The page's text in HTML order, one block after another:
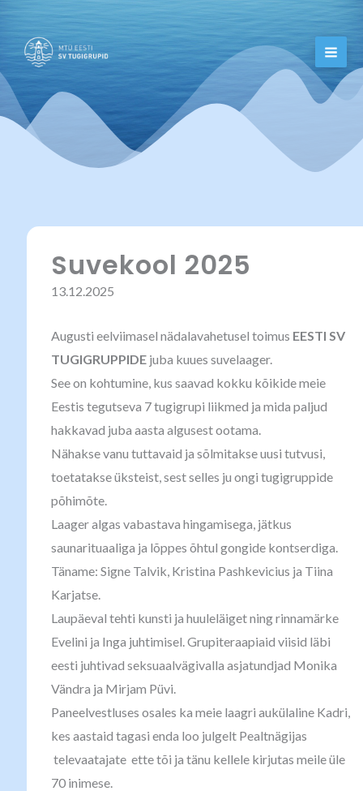
Skip
content
Suvekool 2025
13.12.2025
Augusti eelviimasel nädalavahetusel toimus EESTI SV
TUGIGRUPPIDEjuba kuues suvelaager.
See on kohtumine, kus saavad kokku kõikide meie
Eestis tegutseva 7 tugigrupi liikmed ja mida paljud
hakkavad juba aasta algusest ootama.
Nähakse vanu tuttavaid ja sõlmitakse uusi tutvusi,
toetatakse üksteist, sest selles ju ongi tugigruppide
põhimõte.
Laager algas vabastava hingamisega, jätkus
saunarituaaliga ja lõppes õhtul gongide kontserdiga.
Täname: Signe Talvik, Kristina Pashkevicius ja Tiina
Karjatse.
Laupäeval tehti kunsti ja huuleläiget ning rinnamärke
Evelini ja Inga juhtimisel. Grupiteraapiaid viisid läbi
eesti juhtivad seksuaalvägivalla asjatundjad Monika
Vändra ja Mirjam Püvi.
Paneelvestluses osales ka meie laagri aukülaline Kadri,
kes aastaid tagasi enda loo julgelt Pealtnägijas
televaatajate ette tõi ja tänu kellele kirjutas meile üle
70 inimese.